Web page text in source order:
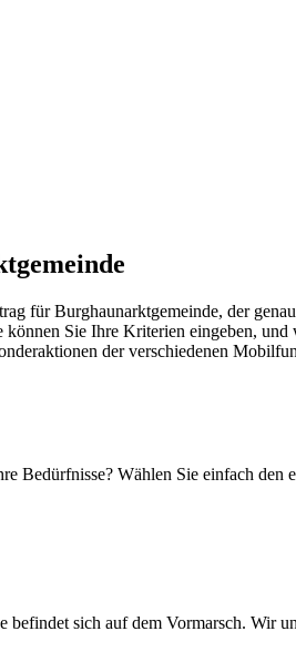
für Burghaunarktgemeinde, der
Sie Ihre Kriterien eingeben,
der verschiedenen
Bedürfnisse? Wählen Sie einfach
befindet sich auf dem Vormarsch. Wir